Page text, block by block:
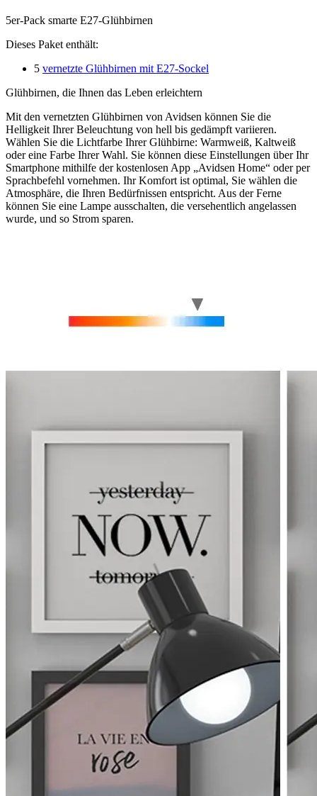
5er-Pack smarte E27-Glühbirnen
Dieses Paket enthält:
5 vernetzte Glühbirnen mit E27-Sockel
Glühbirnen, die Ihnen das Leben erleichtern
Mit den vernetzten Glühbirnen von Avidsen können Sie die
Helligkeit Ihrer Beleuchtung von hell bis gedämpft variieren.
Wählen Sie die Lichtfarbe Ihrer Glühbirne: Warmweiß, Kaltweiß
oder eine Farbe Ihrer Wahl. Sie können diese Einstellungen über Ihr
Smartphone mithilfe der kostenlosen App „Avidsen Home“ oder per
Sprachbefehl vornehmen. Ihr Komfort ist optimal, Sie wählen die
Atmosphäre, die Ihren Bedürfnissen entspricht. Aus der Ferne
können Sie eine Lampe ausschalten, die versehentlich angelassen
wurde, und so Strom sparen.